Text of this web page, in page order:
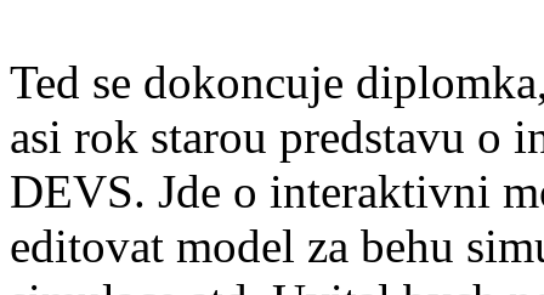
Ted se dokoncuje
asi rok starou predstavu o
DEVS. Jde o interaktivni
editovat model za behu